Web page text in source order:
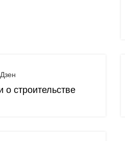
о строительстве